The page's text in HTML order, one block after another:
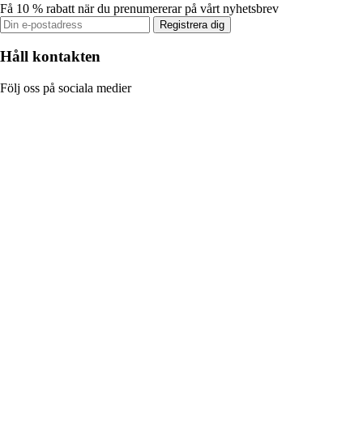
Få 10 % rabatt när du prenumererar på vårt nyhetsbrev
Registrera dig
Håll kontakten
Följ oss på sociala medier